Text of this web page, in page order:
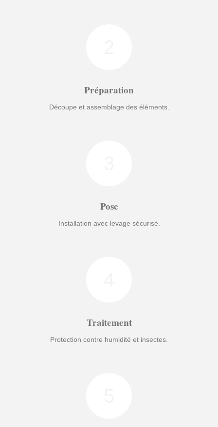
Préparation
Découpe et assemblage des éléments.
Pose
Installation avec levage sécurisé.
Traitement
Protection contre humidité et insectes.